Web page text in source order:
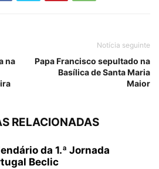
na
Notícia seguinte
Papa Francisco sepultado na
Basílica de Santa Maria
Maior
RELACIONADAS
da 1.ª Jornada
Beclic